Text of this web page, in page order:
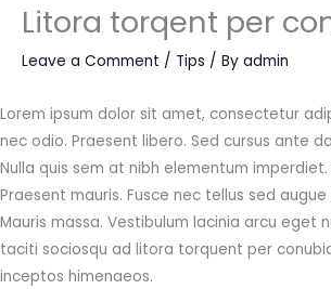
Litora torqent per
Leave a Comment / Tips / By admin
Lorem ipsum dolor sit amet, consectetur
nec odio. Praesent libero. Sed cursus ante
Nulla quis sem at nibh elementum
Praesent mauris. Fusce nec tellus sed
Mauris massa. Vestibulum lacinia arcu eget
taciti sociosqu ad litora torquent per
inceptos himenaeos.